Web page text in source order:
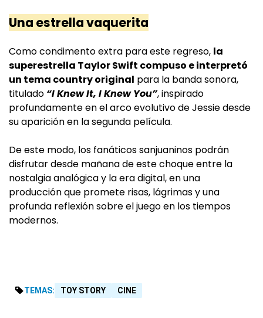
Una estrella vaquerita
Como condimento extra para este regreso, la
superestrella Taylor Swift compuso e interpretó
un tema country original para la banda sonora,
titulado “I Knew It, I Knew You”, inspirado
profundamente en el arco evolutivo de Jessie desde
su aparición en la segunda película.
De este modo, los fanáticos sanjuaninos podrán
disfrutar desde mañana de este choque entre la
nostalgia analógica y la era digital, en una
producción que promete risas, lágrimas y una
profunda reflexión sobre el juego en los tiempos
modernos.
TEMAS: TOY STORY CINE